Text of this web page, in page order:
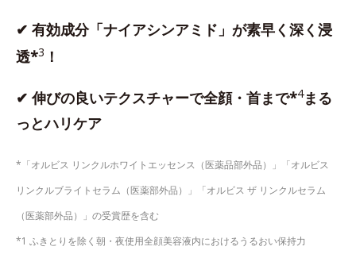
✔ 有効成分「ナイアシンアミド」が素早く深く浸
透*3 ！
✔ 伸びの良いテクスチャーで全顔・首まで*4まる
っとハリケア
*「オルビス リンクルホワイトエッセンス（医薬品部外品）」「オルビス
リンクルブライトセラム（医薬部外品）」「オルビス ザ リンクルセラム
（医薬部外品）」の受賞歴を含む
*1 ふきとりを除く朝・夜使用全顔美容液内におけるうるおい保持力